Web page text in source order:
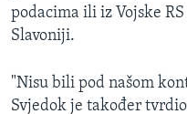
podacima ili iz Vojske
Slavoniji.
"Nisu bili pod našom
Svjedok je također